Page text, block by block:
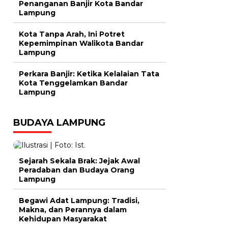
Penanganan Banjir Kota Bandar
Lampung
Kota Tanpa Arah, Ini Potret
Kepemimpinan Walikota Bandar
Lampung
Perkara Banjir: Ketika Kelalaian Tata
Kota Tenggelamkan Bandar
Lampung
BUDAYA LAMPUNG
Sejarah Sekala Brak: Jejak Awal
Peradaban dan Budaya Orang
Lampung
Begawi Adat Lampung: Tradisi,
Makna, dan Perannya dalam
Kehidupan Masyarakat